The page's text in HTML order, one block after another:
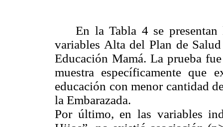
En la Tabla 4 se presentan
variables Alta del Plan de
Educación Mamá. La prueba
muestra específicamente que
educación con menor cantidad
la Embarazada.
Por último, en las variables